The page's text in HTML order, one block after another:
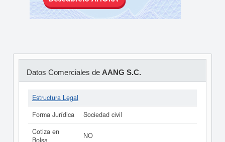
Datos Comerciales de AANG S.C.
Estructura Legal
Forma Jurídica
Sociedad civil
Cotiza en
Bolsa
NO